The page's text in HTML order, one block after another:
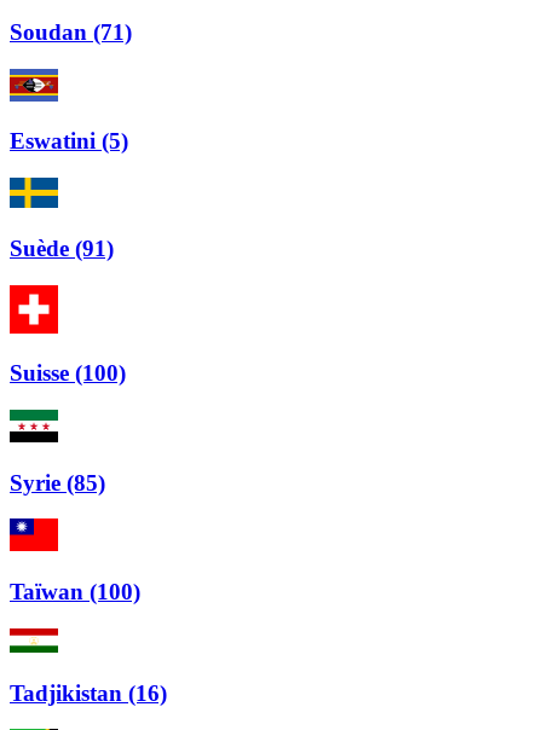
Soudan (71)
Eswatini (5)
Suède (91)
Suisse (100)
Syrie (85)
Taïwan (100)
Tadjikistan (16)